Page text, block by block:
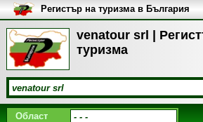
venatour srl |
туризма
Регистър на туризма в България
Област